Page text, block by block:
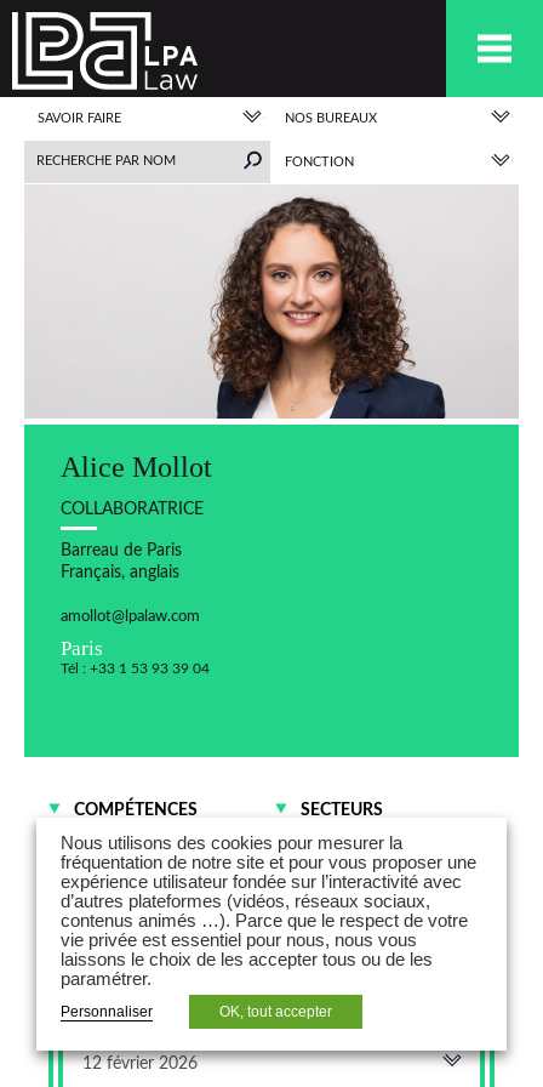
SAVOIR FAIRE NOS BUREAUX
FONCTION
Alice Mollot
COLLABORATRICE
Barreau de Paris
Français, anglais
amollot@lpalaw.com
Paris
Tél : +33 1 53 93 39 04
COMPÉTENCES
Concurrence et
régulation économique
Contentieux des affaires
Distribution et contrats
commerciaux
SECTEURS
Commerce et
Distribution
Institutions financières
Santé
12 février 2026
Nous utilisons des cookies pour mesurer la
fréquentation de notre site et pour vous proposer une
expérience utilisateur fondée sur l’interactivité avec
d’autres plateformes (vidéos, réseaux sociaux,
contenus animés …). Parce que le respect de votre
vie privée est essentiel pour nous, nous vous
laissons le choix de les accepter tous ou de les
paramétrer.
Personnaliser OK, tout accepter